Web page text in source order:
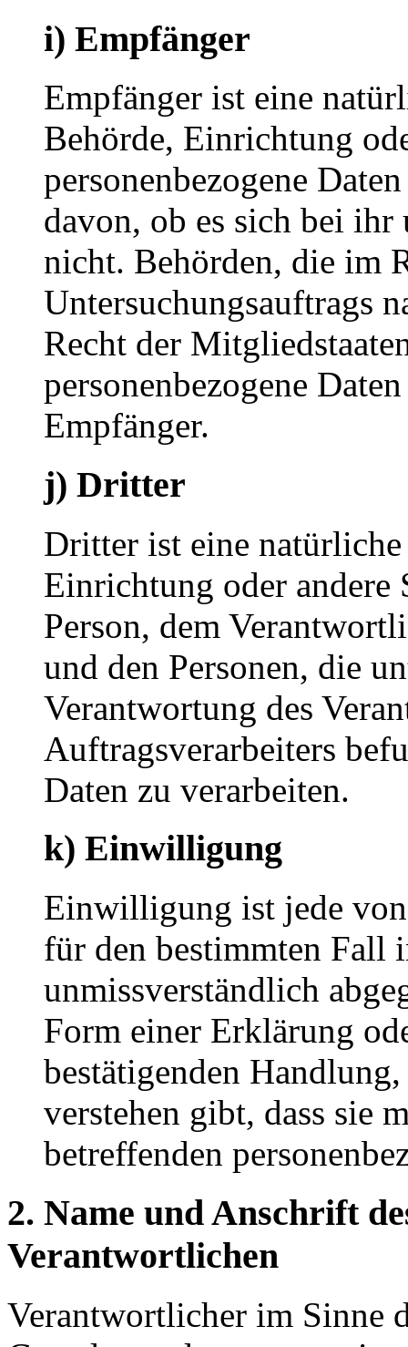
i) Empfänger
Empfänger ist eine
Behörde, Einrichtung
personenbezogene
davon, ob es sich bei
nicht. Behörden, die im
Untersuchungsauftrags
Recht der
personenbezogene
Empfänger.
j) Dritter
Dritter ist eine
Einrichtung oder andere
Person, dem
und den Personen, die
Verantwortung des
Auftragsverarbeiters
Daten zu verarbeiten.
k) Einwilligung
Einwilligung ist jede
für den bestimmten Fall
unmissverständlich
Form einer Erklärung
bestätigenden
verstehen gibt, dass sie
betreffenden
2. Name und Anschrift
Verantwortlichen
Verantwortlicher im Sinne